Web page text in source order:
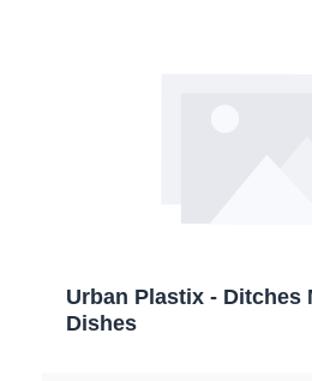
Urban Plastix - Ditches
Dishes